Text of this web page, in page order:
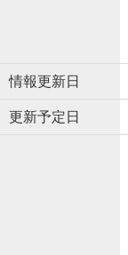
情報更新日
更新予定日